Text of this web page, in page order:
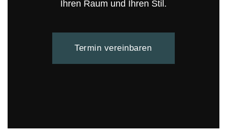
Ihren Raum und Ihren Stil.
Termin vereinbaren